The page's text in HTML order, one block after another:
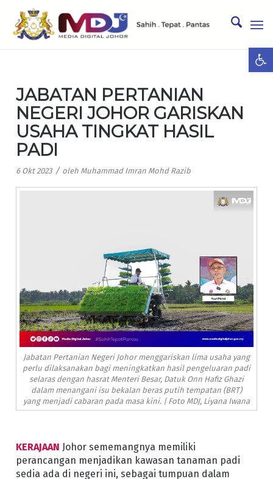
JABATAN PERTANIAN
NEGERI JOHOR GARISKAN
USAHA TINGKAT HASIL
PADI
6 Okt 2023 / oleh Muhammad Imran Mohd Razib
Jabatan Pertanian Negeri Johor menggariskan lima usaha yang
perlu dilaksanakan bagi meningkatkan hasil pengeluaran padi
selaras dengan hasrat Menteri Besar, Datuk Onn Hafiz Ghazi
dalam menangani isu bekalan beras putih tempatan (BRT)
yang menjadi cabaran pada masa kini. | Foto MDJ, Liyana Iwana
KERAJAAN Johor sememangnya memiliki
perancangan menjadikan kawasan tanaman padi
sedia ada di negeri ini, sebagai tumpuan dalam